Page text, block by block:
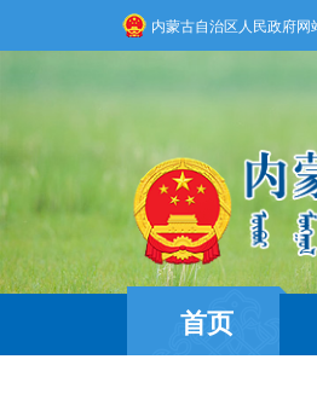
内蒙古自治区人民政府网
首页